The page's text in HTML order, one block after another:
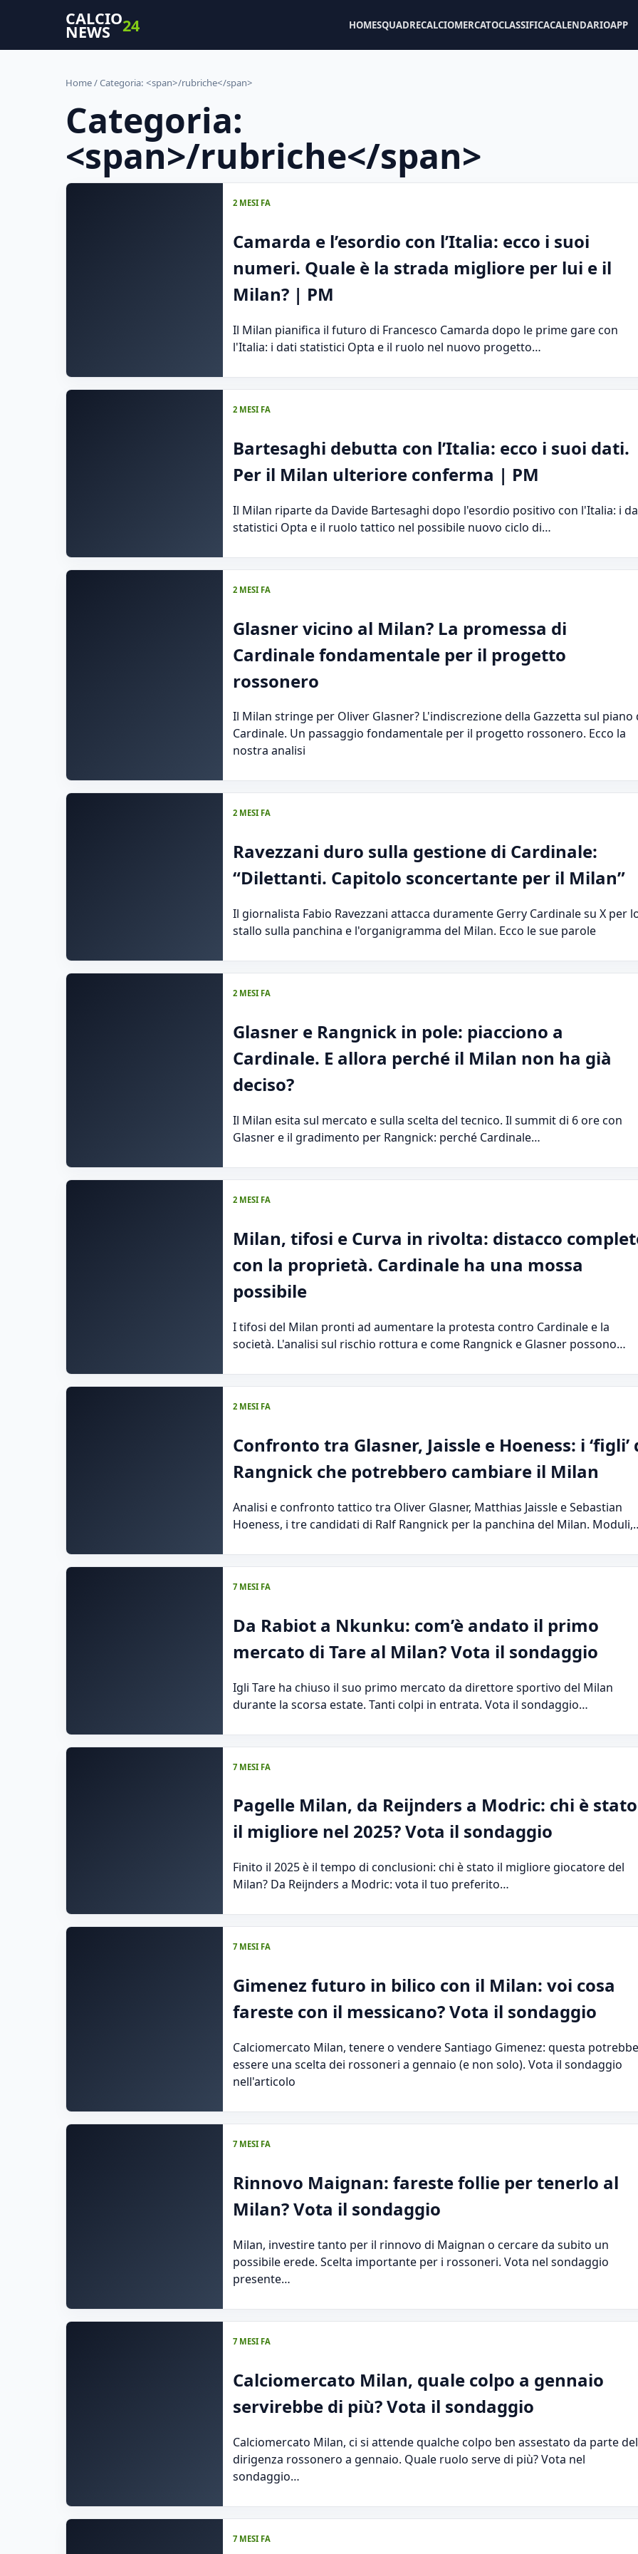
CALCIO
NEWS 24 HOMESQUADRECALCIOMERCATOCLASSIFICACALENDARIOAPP
Home/ Categoria: <span>/rubriche</span>
Categoria:
<span>/rubriche</span>
2 MESI FA
Camarda e l’esordio con l’Italia: ecco i suoi
numeri. Quale è la strada migliore per lui e il
Milan? | PM
Il Milan pianifica il futuro di Francesco Camarda dopo le prime gare con
l'Italia: i dati statistici Opta e il ruolo nel nuovo progetto…
2 MESI FA
Bartesaghi debutta con l’Italia: ecco i suoi dati.
Per il Milan ulteriore conferma | PM
Il Milan riparte da Davide Bartesaghi dopo l'esordio positivo con l'Italia: i
statistici Opta e il ruolo tattico nel possibile nuovo ciclo di…
2 MESI FA
Glasner vicino al Milan? La promessa di
Cardinale fondamentale per il progetto
rossonero
Il Milan stringe per Oliver Glasner? L'indiscrezione della Gazzetta sul piano
Cardinale. Un passaggio fondamentale per il progetto rossonero. Ecco la
nostra analisi
2 MESI FA
Ravezzani duro sulla gestione di Cardinale:
“Dilettanti. Capitolo sconcertante per il Milan”
Il giornalista Fabio Ravezzani attacca duramente Gerry Cardinale su X per
stallo sulla panchina e l'organigramma del Milan. Ecco le sue parole
2 MESI FA
Glasner e Rangnick in pole: piacciono a
Cardinale. E allora perché il Milan non ha già
deciso?
Il Milan esita sul mercato e sulla scelta del tecnico. Il summit di 6 ore con
Glasner e il gradimento per Rangnick: perché Cardinale…
2 MESI FA
Milan, tifosi e Curva in rivolta: distacco
con la proprietà. Cardinale ha una mossa
possibile
I tifosi del Milan pronti ad aumentare la protesta contro Cardinale e la
società. L'analisi sul rischio rottura e come Rangnick e Glasner possono…
2 MESI FA
Confronto tra Glasner, Jaissle e Hoeness: i ‘figli’
Rangnick che potrebbero cambiare il Milan
Analisi e confronto tattico tra Oliver Glasner, Matthias Jaissle e Sebastian
Hoeness, i tre candidati di Ralf Rangnick per la panchina del Milan.
7 MESI FA
Da Rabiot a Nkunku: com’è andato il primo
mercato di Tare al Milan? Vota il sondaggio
Igli Tare ha chiuso il suo primo mercato da direttore sportivo del Milan
durante la scorsa estate. Tanti colpi in entrata. Vota il sondaggio…
7 MESI FA
Pagelle Milan, da Reijnders a Modric: chi è stato
il migliore nel 2025? Vota il sondaggio
Finito il 2025 è il tempo di conclusioni: chi è stato il migliore giocatore del
Milan? Da Reijnders a Modric: vota il tuo preferito…
7 MESI FA
Gimenez futuro in bilico con il Milan: voi cosa
fareste con il messicano? Vota il sondaggio
Calciomercato Milan, tenere o vendere Santiago Gimenez: questa potrebbe
essere una scelta dei rossoneri a gennaio (e non solo). Vota il sondaggio
nell'articolo
7 MESI FA
Rinnovo Maignan: fareste follie per tenerlo al
Milan? Vota il sondaggio
Milan, investire tanto per il rinnovo di Maignan o cercare da subito un
possibile erede. Scelta importante per i rossoneri. Vota nel sondaggio
presente…
7 MESI FA
Calciomercato Milan, quale colpo a gennaio
servirebbe di più? Vota il sondaggio
Calciomercato Milan, ci si attende qualche colpo ben assestato da parte
dirigenza rossonero a gennaio. Quale ruolo serve di più? Vota nel
sondaggio…
7 MESI FA